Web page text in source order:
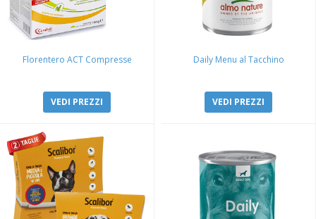
Florentero ACT Compresse
VEDI PREZZI
Daily Menu al Tacchino
VEDI PREZZI